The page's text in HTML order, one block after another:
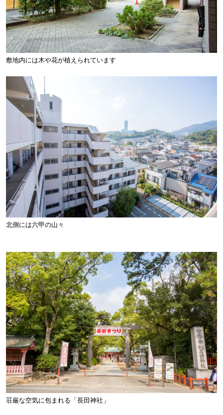
敷地内には木や花が植えられています
北側には六甲の山々
荘厳な空気に包まれる「長田神社」